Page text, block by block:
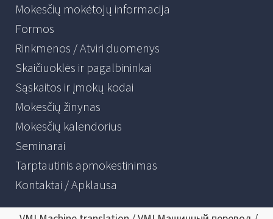
Mokesčių mokėtojų informacija
Formos
Rinkmenos / Atviri duomenys
Skaičiuoklės ir pagalbininkai
Sąskaitos ir įmokų kodai
Mokesčių žinynas
Mokesčių kalendorius
Seminarai
Tarptautinis apmokestinimas
Kontaktai / Apklausa